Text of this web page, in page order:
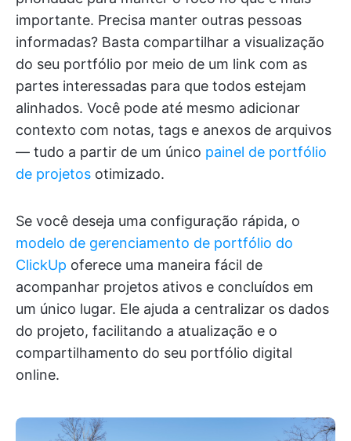
importante. Precisa manter outras pessoas
informadas? Basta compartilhar a visualização
do seu portfólio por meio de um link com as
partes interessadas para que todos estejam
alinhados. Você pode até mesmo adicionar
contexto com notas, tags e anexos de arquivos
— tudo a partir de um único painel de portfólio
de projetos otimizado.
Se você deseja uma configuração rápida, o
modelo de gerenciamento de portfólio do
ClickUp oferece uma maneira fácil de
acompanhar projetos ativos e concluídos em
um único lugar. Ele ajuda a centralizar os dados
do projeto, facilitando a atualização e o
compartilhamento do seu portfólio digital
online.